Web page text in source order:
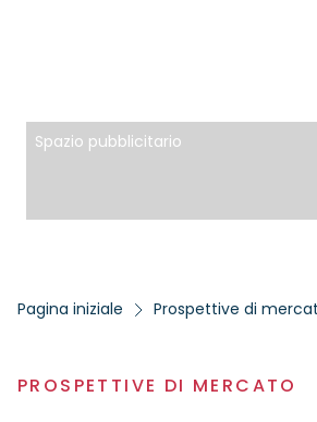
Spazio pubblicitario
Pagina iniziale Prospettive di
PROSPETTIVE DI MERCATO